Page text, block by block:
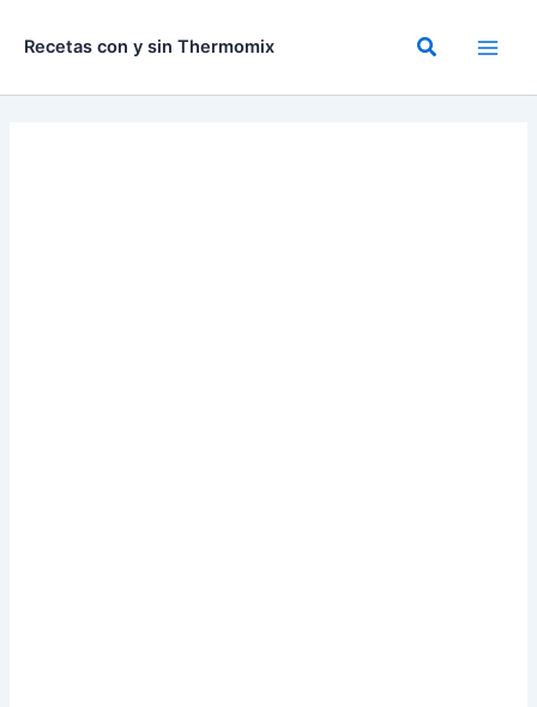
Recetas con y sin Thermomix Buscar